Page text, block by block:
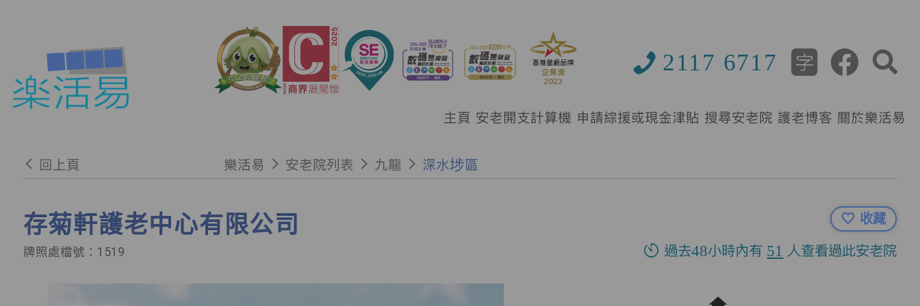
2117 6717
主頁 安老開支計算機 申請綜援或現金津貼 搜尋安老院 護老博客 關於樂活易
回上頁 樂活易 安老院列表 九龍 深水埗區
存菊軒護老中心有限公司
牌照處檔號：1519
收藏
過去48小時內有 51 人查看過此安老院